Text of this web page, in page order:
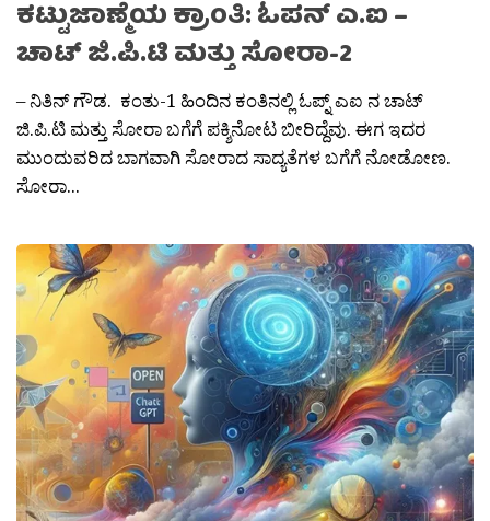
ಕಟ್ಟುಜಾಣ್ಮೆಯ ಕ್ರಾಂತಿ: ಓಪನ್ ಎ.ಐ –
ಚಾಟ್ ಜಿ.ಪಿ.ಟಿ ಮತ್ತು ಸೋರಾ-2
– ನಿತಿನ್ ಗೌಡ. ಕಂತು-1 ಹಿಂದಿನ ಕಂತಿನಲ್ಲಿ ಓಪ್ನ್ ಎಐ ನ ಚಾಟ್
ಜಿ.ಪಿ.ಟಿ ಮತ್ತು ಸೋರಾ ಬಗೆಗೆ ಪಕ್ಶಿನೋಟ ಬೀರಿದ್ದೆವು. ಈಗ ಇದರ
ಮುಂದುವರಿದ ಬಾಗವಾಗಿ ಸೋರಾದ ಸಾದ್ಯತೆಗಳ ಬಗೆಗೆ ನೋಡೋಣ.
ಸೋರಾ...